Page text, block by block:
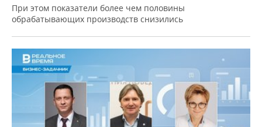
При этом показатели более чем половины
обрабатывающих производств снизились